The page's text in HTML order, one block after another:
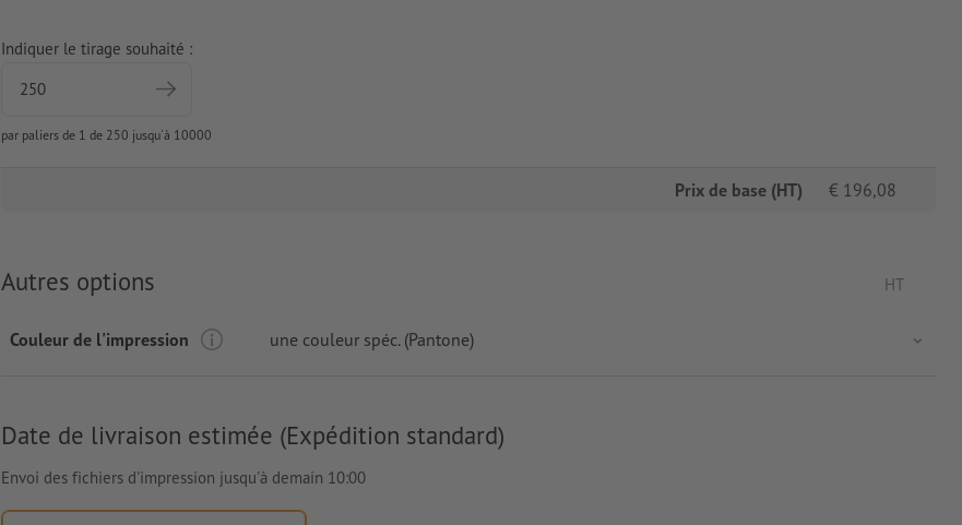
Indiquer le tirage souhaité :
par paliers de 1 de 250 jusqu'à 10000
Prix de base (HT) € 196,08
Autres options HT
Couleur de l'impression une couleur spéc. (Pantone)
Date de livraison estimée (Expédition standard)
Envoi des fichiers d'impression jusqu'à demain 10:00